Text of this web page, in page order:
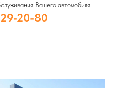
Вашего автомобиля.
20-80